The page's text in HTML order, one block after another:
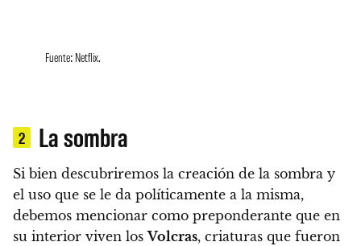
Fuente: Netflix.
2 La sombra
Si bien descubriremos la creación de la sombra y
el uso que se le da políticamente a la misma,
debemos mencionar como preponderante que en
su interior viven losVolcras, criaturas que fueron